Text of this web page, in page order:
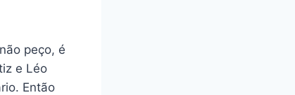
peço, é
e Léo
Então